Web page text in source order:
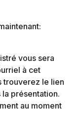
vous sera
à cet
trouverez le lien
présentation.
au moment